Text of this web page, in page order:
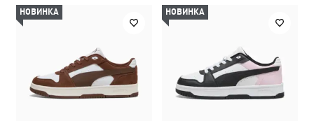
НОВИНКА НОВИНКА